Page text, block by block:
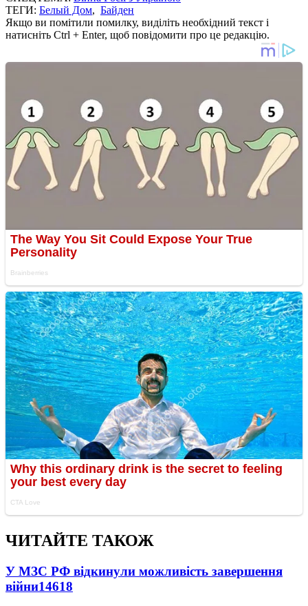
ТЕГИ: Белый Дом, Байден
Якщо ви помітили помилку, виділіть необхідний текст і
натисніть Ctrl + Enter, щоб повідомити про це редакцію.
ЧИТАЙТЕ ТАКОЖ
У МЗС РФ відкинули можливість завершення
війни14618